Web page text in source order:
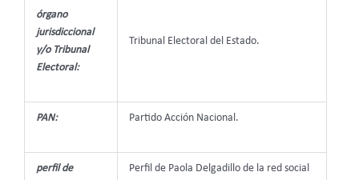
órgano
jurisdiccional
y/o Tribunal
Electoral:
Tribunal Electoral del Estado.
PAN: Partido Acción Nacional.
perfil de
Perfil de Paola Delgadillo de la red social